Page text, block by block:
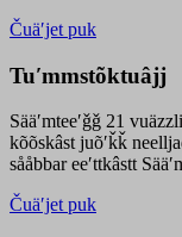
Čuäʹjet puk
Tuʹmmstõktuâjj
Sääʹmteeʹǧǧ 21
kõõskâst juõʹǩǩ
sååbbar eeʹttkâstt
Čuäʹjet puk